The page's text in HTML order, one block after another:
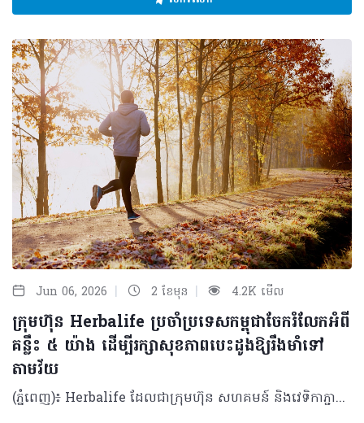
Jun 06, 2026 | 2 ខែមុន | 4.2K មើល
ក្រុមហ៊ុន Herbalife ប្រចាំប្រទេសកម្ពុជាចែករំលែកអំពី
គន្លឹះ ៥ យ៉ាង ដើម្បីរក្សាសុខភាពបេះដូងឱ្យរឹងមាំទៅ
តាមវ័យ
(ភ្នំពេញ)៖ Herbalife ដែលជាក្រុមហ៊ុន សហគមន៍ និងវេទិកាភ្ជាប់ទំនាក់ទំនង លំដាប់ថ្នាក់ពិភពលោក ផ្នែកសុខភាព និងសុខុមាលភាពបានចែករំលែកអំពី គន្លឹះ ៥ យ៉ាង ដើម្បីរក្សាសុខភាពបេះដូងឱ្យរឹងមាំទៅតាមវ័យ។ បេះដូងគឺជាសរីរាង្គមួយដែលមានទំហំតូច ប៉ុន្តែមានតួនាទីធំ ដោយវាទទួលខុសត្រូវក្នុងការថែរក្សាអ្នកឱ្យមានជីវិតរស់នៅ និងមានសុខភាពល្អជារៀងរាល់ថ្ងៃ រាល់នាទី និងរាល់វិនាទី។ បេះដូងច្របាច់ និងបញ្ជូនឈាម និងអុកស៊ីសែនទៅកាន់សួត និងរាងកាយរបស់អ្នក ព្រមទាំងកម្ចាត់ឧស្ម័នកាបូនិចចេញពីចរន្តឈាម ដែលមុខងារទាំងនេះគឺជាស្នូលនៃសុខភាពទូទៅរបស់អ្នក។ បេះដូងគឺជាសរីរាង្គដែលងាយរងគ្រោះ ដូចជាជំងឺបេះដូង និងជំងឺដាច់សរសៃឈាមខួរក្បាល ដែលស្ថានភាពទាំងនេះត្រូវបានគេដឹងថាជាឃាតករដ៏ធំបំផុតមួយក្នុងពិភពលោក ដោយបានឆក់យកជីវិតមនុស្សអស់ ១៨.៦ លាននាក់នៅទូទាំងសកលលោកក្នុងមួយឆ្នាំៗ។ អាយុកាន់តែច្រើន ហានិភ័យនៃជំងឺបេះដូងកាន់តែខ្ពស់។ នៅក្នុងប្រទេសអភិវឌ្ឍន៍ • អត្រាអ្នកឈឺបេះដូងកើនឡើងខ្លាំង (លើសពី ១០ ភាគរយ) ចំពោះមនុស្សអាយុចាប់ពី ៧០ ឆ្នាំឡើងទៅ។ ៨០ ភាគរយនៃអ្នកស្លាប់ដោយសារជំងឺបេះដូង គឺជាមនុស្សចាស់ដែលមានអាយុចាប់ពី ៦៥ ឆ្នាំឡើងទៅ។ គន្លឹះស្តីពីសុខភាពបេះដូង និងការឈានចូលវ័យចាស់ដោយមានសុខភាពល្អ នេះគឺជាគន្លឹះល្អៗចំនួន ប្រាំយ៉ាង ដើម្បីឱ្យអ្នកចាប់ផ្តើមដំណើរនេះ សម្រាប់ជីវិតដែលមានសុខភាពល្អប្រសើរជាងមុនទាំងនៅពេលបច្ចុប្បន្ន និងទៅអនាគត។ គន្លឹះទី១៖ ស្វែងយល់ពីហានិភ័យសុខភាពរបស់អ្នក គន្លឹះដំបូងនៃការថែរក្សាសុខភាពបេះដូង គឺការដឹងពីសុខភាពរបស់អ្នកតាមរយៈការទៅជួបគ្រូពេទ្យដើម្បីពិនិត្យសុខភាពឱ្យបានទៀងទាត់។ការពិនិត្យសុខភាពបានជាប់លាប់ជារឿងសំខាន់ខ្លាំងណាស់ ព្រោះសម្ពាធឈាមខ្ពស់ គឺជាកត្តាហានិភ័យចម្បងបំផុតនៃជំងឺសរសៃឈាមបេះដូង ហើយវាត្រូវបានគេចាត់ទុកជា "ឃាតករលាក់មុខ" ដោយសារតែវាមិនបង្ហាញចេញនូវសញ្ញាព្រមាន ឬរោគសញ្ញាអ្វីច្បាស់ៗឡើយ។ហេតុដូច្នេះ ការពិនិត្យសម្ពាធឈាមឱ្យបានទៀងទាត់ គឺជារឿងចាំបាច់បំផុត ព្រោះប្រសិនបើទុកចោលដោយមិនបានពិនិត្យ និងព្យាបាលទាន់ពេលវេលាទេ វានឹងបង្កើនហានិភ័យនៃជំងឺបេះដូង និងជំងឺដាច់សរសៃឈាមខួរក្បាលបាន។ គន្លឹះទី២៖ កាត់បន្ថយទម្លាប់រស់នៅដែលមិនល្អចំពោះសុខភាព ការផ្តាច់បារីជាវិធីដ៏ល្អបំផុតក្នុងការការពារបេះដូង ព្រោះហានិភ័យជំងឺបេះដូងនឹងថយចុះភ្លាមៗបន្ទាប់ពីឈប់ជក់។ ជាទូទៅ ការជក់បារីបំផ្លាញសរសៃឈាមអាកទែឱ្យរួមតូចដោយសារការកកខ្លាញ់ ដែលអាចបង្កជាការឈឺទ្រូងជាសញ្ញាព្រមាន ឬអាចឈានទៅដល់ការគាំងបេះដូង និងដាច់សរសៃឈាមខួរក្បាលដោយមិនដឹងខ្លួន។ ដូច្នេះ អ្នកគួរតែបោះបង់ទម្លាប់មិនល្អក្រវាត់ចោលនូវឧបករណ៍ជក់បារី រួចជំនួសមកវិញនូវផលិតផលជំនួសជាតិនីកូទីន។ ការបោះបង់ចោលទម្លាប់មិនល្អទាំងនេះ នឹងជួយឱ្យរាងកាយទាំងមូលទទួលបានសុខភាពល្អ។ គន្លឹះទី៣៖ រក្សារបបអាហារដែលល្អចំពោះសុខភាពបេះដូង អាហារូបត្ថម្ភដែលល្មមសមរម្យនៃកាឡូរីដែលអ្នកគួរទទួលទាន គួរមានកាបូអ៊ីដ្រាត ៤០ ភាគរយ ប្រូតេអ៊ីន ៣០ ភាគរយ និងខ្លាញ់ល្អ ៣០ ភាគរយ ព្រមទាំងជាតិសរសៃ ២៥ ក្រាម និងទឹកប្រាំបីកែវក្នុងមួយថ្ងៃ។ លើសពីនេះ ការញ៉ាំបន្លែ ផ្លែឈើ និងគ្រាប់ធញ្ញជាតិ នឹងជួយផ្តល់វីតាមីន និងជាតិរ៉ែល្អៗជាច្រើន។ អាហារសម្បូរអូមេហ្គា-៣ ដូចជាត្រីមានជាតិខ្លាញ់ និងគ្រាប់ពូជផ្សេងៗ អាចជួយកាត់បន្ថយហានិភ័យជំងឺបេះដូងផងដែរ។ ត្រីក៏ជាអាហារជំនួសសាច់គោដ៏ល្អដើម្បីចៀសវាងខ្លាញ់ឆ្អែតខ្ពស់ ហើយជាតិអូមេហ្គា-៣ដែលមានក្នុងត្រីក៏ជួយបញ្ចុះកម្រិតកូឡេស្តេរ៉ុល និងទ្រីគ្លីសេរីត ដើម្បីទ្រទ្រង់ប្រព័ន្ធសរសៃឈាមបេះដូងទៀតផង។ គន្លឹះទី៤៖ ធ្វើឱ្យបេះដូងរបស់អ្នកលោតញាប់ ការធ្វើលំហាត់ប្រាណ និងសកម្មភាពរាងកាយទៀងទាត់ផ្តល់ផលប្រយោជន៍ជាច្រើនដោយវាជួយឱ្យសរសៃឈាមសម្រាក និងពង្រីកខ្លួន ធ្វើឱ្យឈាមហូរទៅចិញ្ចឹមបេះដូងបានល្អ។ សកម្មភាពនេះរំញោចការផលិតសារធាតុនីទ្រីកអុកស៊ីតដើម្បីការពារប្រព័ន្ធសរសៃឈាមបេះដូង។ អ្នកគួរតែធ្វើលំហាត់ប្រាណកម្រិតមធ្យមយ៉ាងហោចណាស់ ៣០ នាទីក្នុងមួយថ្ងៃ ហើយបើគ្មានពេលគ្រប់គ្រាន់ទេ អ្នកអាចជំនួសដោយការដើរខ្លីៗមុនពេលធ្វើការ ដូចជាការចតឡានម៉ូតូឱ្យឆ្ងាយពីការិយាល័យ ឬការឈរធ្វើការខ្លះដើម្បីចៀសវាងការអង្គុយយូរៗពេញមួយថ្ងៃ។ គន្លឹះទី៥៖ កាត់បន្ថយកម្រិតស្ត្រេសរបស់អ្នក ទោះបីជាគ្មានការផ្សារភ្ជាប់ផ្ទាល់រវាងភាពស្ត្រេសខ្ពស់ និងជំងឺបេះដូង ប៉ុន្តែស្ត្រេសអាចបង្កហានិភ័យដោយប្រយោល ដូចជាធ្វើឱ្យឡើងសម្ពាធឈាម ធ្វើឱ្យអ្នកញ៉ាំច្រើនហួសប្រមាណ ខ្ជិលមិនធ្វើលំហាត់ប្រាណ ឬធ្វើឱ្យអ្នកជក់បារី។ ស្ត្រេសរ៉ាំរ៉ៃក៏ជម្រុញអរម៉ូនអង់ដ្រេណាលីន និងខទីសូលឱ្យកើនឡើង ដែលនាំឱ្យប្រឈមនឹងការគាំងបេះដូងផងដែរ។ ហេតុនេះ អ្នកគួរតែចំណាយពេលសម្រាក និងធ្វើអ្វីដែលសប្បាយចិត្ត ព្រោះមនុស្សដែលអាចគ្រប់គ្រងស្ត្រេសឱ្យនៅកម្រិតទាបបាន តែងមានទំនោរចង់ហាត់ប្រាណ និងមានចំណង់ញ៉ាំអាហារដែលមានសុខភាពល្អ។ ការអនុវត្តរបៀបរស់នៅសកម្ម និងមានសុខភាពល្អចាប់ពីពេលនេះតទៅ គឺជារឿងចាំបាច់បំផុតដើម្បីការពារជំងឺបេះដូង និងរក្សាបេះដូងឱ្យរឹងមាំទៅថ្ងៃអនាគត។ អំពីក្រុមហ៊ុន Herbalife ក្រុមហ៊ុន Herbalife (NYSE: HLF) គឺជាក្រុមហ៊ុនសុខភាព និងសុខុមាលភាពឈានមុខគេ និងជាសហគមន៍ដែលកំពុងផ្លាស់ប្តូរជីវិតរបស់មនុស្សជាមួយនឹងផលិតផលអាហារូបត្ថម្ភដ៏អស្ចារ្យ និងជាឱកាសអាជីវកម្មសម្រាប់សមាជិកឯករាជ្យ​របស់ខ្លួនចាប់តាំងពីឆ្នាំ 1980។ ក្រុមហ៊ុនផ្តល់ជូននូវផលិតផលដែលគាំទ្រដោយវិទ្យាសាស្រ្តដល់អ្នកប្រើប្រាស់នៅក្នុងទីផ្សារជាង 90។ តាមរយៈសមាជិកឯករាជ្យដែលផ្តល់ជូននូវការបណ្តុះបណ្តាលមួយទល់មួយ និងផ្តល់ការគាំទ្រសហគមន៍ដោយបំផុសគំនិតឱ្យអតិថិជនប្រកាន់ខ្ជាប់នូវរបៀបរស់នៅដែលមានភាពសកម្ម។